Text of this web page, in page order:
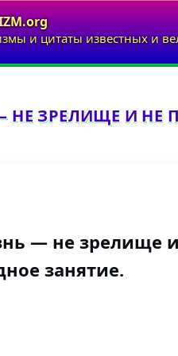
и цитаты известных и
ЗРЕЛИЩЕ И НЕ
— не зрелище
занятие.